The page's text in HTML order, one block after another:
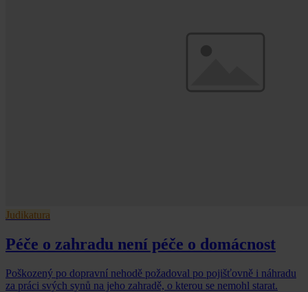
Judikatura
Péče o zahradu není péče o domácnost
Poškozený po dopravní nehodě požadoval po pojišťovně i náhradu
za práci svých synů na jeho zahradě, o kterou se nemohl starat.